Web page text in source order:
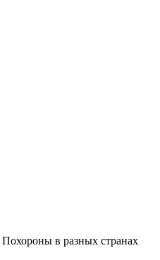
Похороны в разных странах